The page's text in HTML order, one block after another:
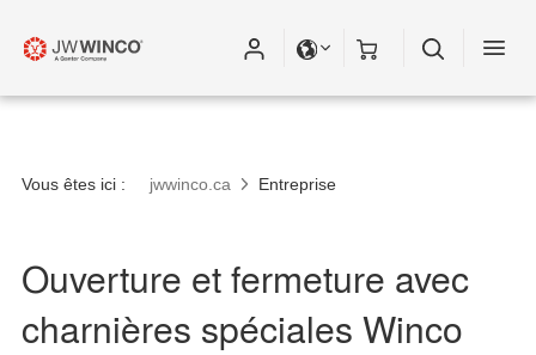
Vous êtes ici : jwwinco.ca Entreprise
Ouverture et fermeture avec
charnières spéciales Winco